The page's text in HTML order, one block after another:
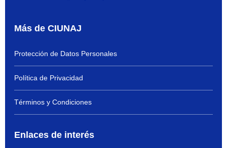
Más de CIUNAJ
Protección de Datos Personales
Política de Privacidad
Términos y Condiciones
Enlaces de interés